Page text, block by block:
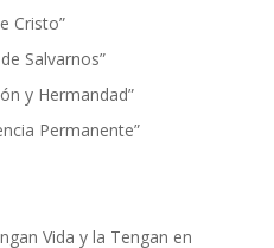
Cristo”
Salvarnos”
y Hermandad”
Permanente”
Vida y la Tengan en